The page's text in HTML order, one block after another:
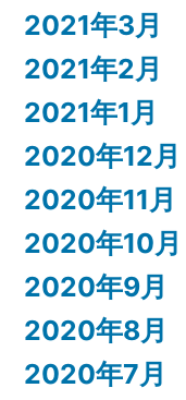
2021年3月
2021年2月
2021年1月
2020年12月
2020年11月
2020年10月
2020年9月
2020年8月
2020年7月